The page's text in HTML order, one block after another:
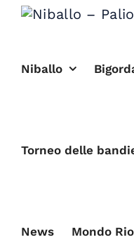
Salta
Niballo
Torneo delle
News Mondo